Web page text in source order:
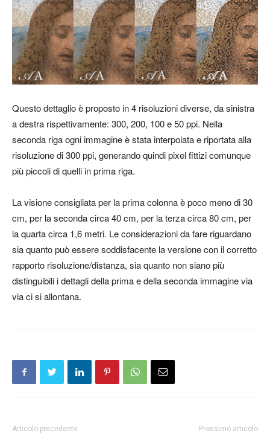
Questo dettaglio è proposto in 4 risoluzioni diverse, da sinistra
a destra rispettivamente: 300, 200, 100 e 50 ppi. Nella
seconda riga ogni immagine è stata interpolata e riportata alla
risoluzione di 300 ppi, generando quindi pixel fittizi comunque
più piccoli di quelli in prima riga.
La visione consigliata per la prima colonna è poco meno di 30
cm, per la seconda circa 40 cm, per la terza circa 80 cm, per
la quarta circa 1,6 metri. Le considerazioni da fare riguardano
sia quanto può essere soddisfacente la versione con il corretto
rapporto risoluzione/distanza, sia quanto non siano più
distinguibili i dettagli della prima e della seconda immagine via
via ci si allontana.
Articolo precedente Prossimo articolo